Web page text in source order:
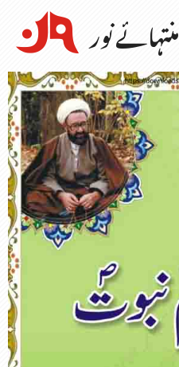
منتہائے نور